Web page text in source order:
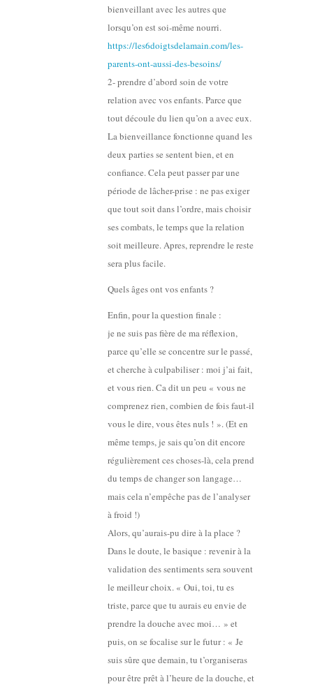
bienveillant avec les autres que
lorsqu’on est soi-même nourri.
https://les6doigtsdelamain.com/les-
parents-ont-aussi-des-besoins/
2- prendre d’abord soin de votre
relation avec vos enfants. Parce que
tout découle du lien qu’on a avec eux.
La bienveillance fonctionne quand les
deux parties se sentent bien, et en
confiance. Cela peut passer par une
période de lâcher-prise : ne pas exiger
que tout soit dans l’ordre, mais choisir
ses combats, le temps que la relation
soit meilleure. Apres, reprendre le reste
sera plus facile.
Quels âges ont vos enfants ?
Enfin, pour la question finale :
je ne suis pas fière de ma réflexion,
parce qu’elle se concentre sur le passé,
et cherche à culpabiliser : moi j’ai fait,
et vous rien. Ca dit un peu « vous ne
comprenez rien, combien de fois faut-il
vous le dire, vous êtes nuls ! ». (Et en
même temps, je sais qu’on dit encore
régulièrement ces choses-là, cela prend
du temps de changer son langage…
mais cela n’empêche pas de l’analyser
à froid !)
Alors, qu’aurais-pu dire à la place ?
Dans le doute, le basique : revenir à la
validation des sentiments sera souvent
le meilleur choix. « Oui, toi, tu es
triste, parce que tu aurais eu envie de
prendre la douche avec moi… » et
puis, on se focalise sur le futur : « Je
suis sûre que demain, tu t’organiseras
pour être prêt à l’heure de la douche, et